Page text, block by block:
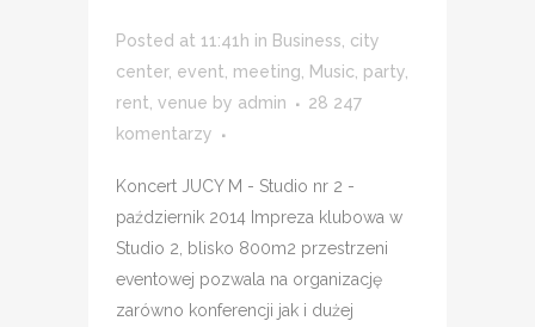
Posted at 11:41h in Business city
center, event meeting Music party
rent venue by admin
28 247
komentarzy
Koncert JUCY M - Studio nr 2 -
październik 2014 Impreza klubowa w
Studio 2, blisko 800m2 przestrzeni
eventowej pozwala na organizację
zarówno konferencji jak i dużej